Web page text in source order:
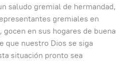
saludo gremial de hermandad,
gremiales en
gocen en sus hogares de buena
que nuestro Dios se siga
situación pronto sea